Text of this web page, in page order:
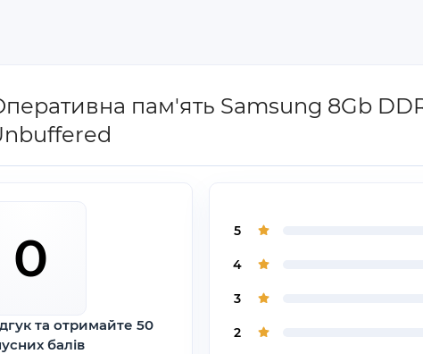
пам'ять Samsung 8Gb
0
та отримайте 50
балів
5
4
3
2